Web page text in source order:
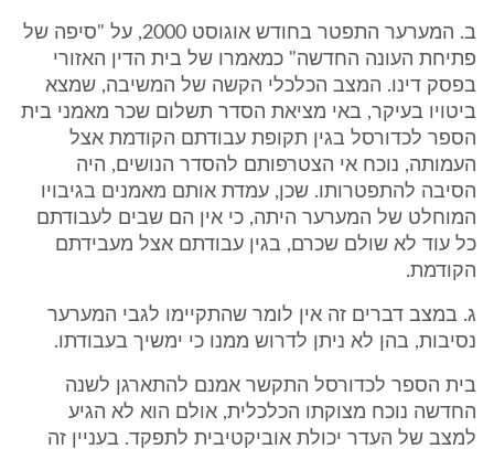
ב. המערער התפטר בחודש אוגוסט 2000, על "סיפה של
פתיחת העונה החדשה" כמאמרו של בית הדין האזורי
בפסק דינו. המצב הכלכלי הקשה של המשיבה, שמצא
ביטויו בעיקר, באי מציאת הסדר תשלום שכר מאמני בית
הספר לכדורסל בגין תקופת עבודתם הקודמת אצל
העמותה, נוכח אי הצטרפותם להסדר הנושים, היה
הסיבה להתפטרותו. שכן, עמדת אותם מאמנים בגיבויו
המוחלט של המערער היתה, כי אין הם שבים לעבודתם
כל עוד לא שולם שכרם, בגין עבודתם אצל מעבידתם
הקודמת.
ג. במצב דברים זה אין לומר שהתקיימו לגבי המערער
נסיבות, בהן לא ניתן לדרוש ממנו כי ימשיך בעבודתו.
בית הספר לכדורסל התקשר אמנם להתארגן לשנה
החדשה נוכח מצוקתו הכלכלית, אולם הוא לא הגיע
למצב של העדר יכולת אוביקטיבית לתפקד. בעניין זה